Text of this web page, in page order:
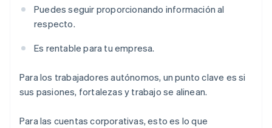
Puedes seguir proporcionando información al
respecto.
Es rentable para tu empresa.
Para los trabajadores autónomos, un punto clave es si
sus pasiones, fortalezas y trabajo se alinean.
Para las cuentas corporativas, esto es lo que